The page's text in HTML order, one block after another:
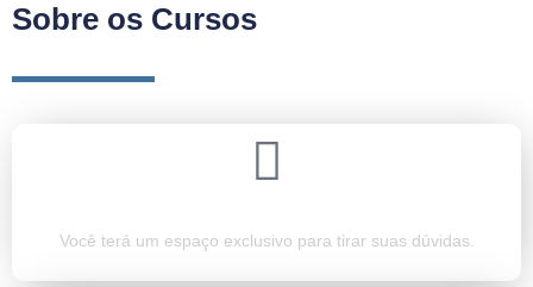
Sobre os Cursos
Você terá um espaço exclusivo para tirar suas dúvidas.